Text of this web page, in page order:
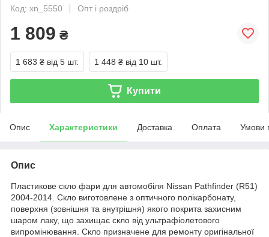
Код: xn_5550
Опт і роздріб
1 809 ₴
1 683 ₴ від 5 шт. 1 448 ₴ від 10 шт.
Купити
Опис Характеристики Доставка Оплата Умови
Опис
Пластикове скло фари для автомобіля Nissan Pathfinder (R51)
2004-2014. Скло виготовлене з оптичного полікарбонату,
поверхня (зовнішня та внутрішня) якого покрита захисним
шаром лаку, що захищає скло від ультрафіолетового
випромінювання. Скло призначене для ремонту оригінальної